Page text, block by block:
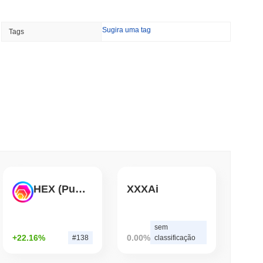
de Cripto, mas Limita Compradores de
Tags Sugira uma tag
HEX (Pulsechain)
+22.16% #138
XXXAi
0.00%
sem
classificação